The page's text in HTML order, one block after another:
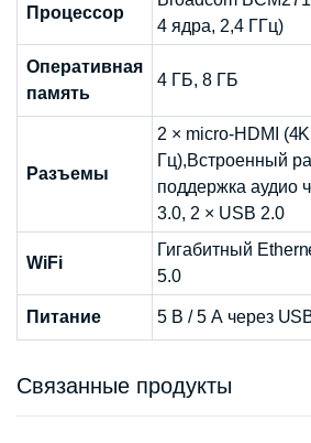
Процессор
4 ядра, 2,4 ГГц)
Оперативная
память
4 ГБ, 8 ГБ
Разъемы
2 × micro-HDMI
Гц),Встроенный
поддержка аудио
3.0, 2 × USB 2.0
WiFi
Гигабитный
5.0
Питание 5 В / 5 А через
Связанные продукты